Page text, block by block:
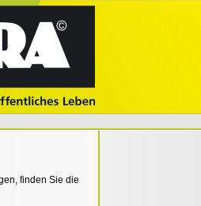
finden Sie die